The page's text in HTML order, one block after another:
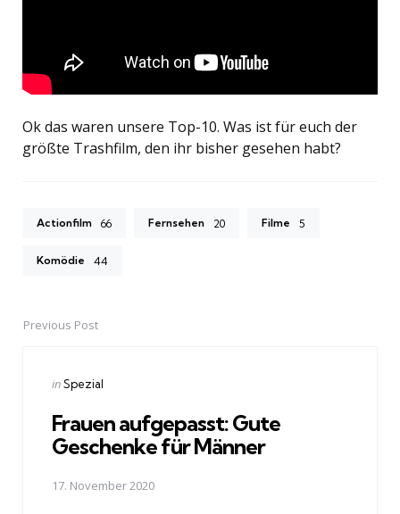
Ok das waren unsere Top-10. Was ist für euch der
größte Trashfilm, den ihr bisher gesehen habt?
Actionfilm 66 Fernsehen 20 Filme 5
Komödie 44
PostPrevious Post
Posted
inSpezial
Frauen aufgepasst: Gute
Geschenke für Männer
17. November 2020